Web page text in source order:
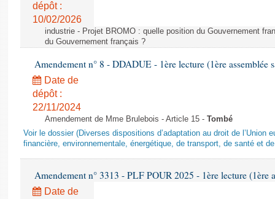
dépôt :
10/02/2026
industrie - Projet BROMO : quelle position du Gouvernement
du Gouvernement français ?
Amendement n° 8 - DDADUE - 1ère lecture (1ère assemblée
Date de
dépôt :
22/11/2024
Amendement de Mme Brulebois - Article 15 - Tombé
Voir le dossier (Diverses dispositions d’adaptation au droit de l’Union
financière, environnementale, énergétique, de transport, de santé et
Amendement n° 3313 - PLF POUR 2025 - 1ère lecture (1ère
Date de